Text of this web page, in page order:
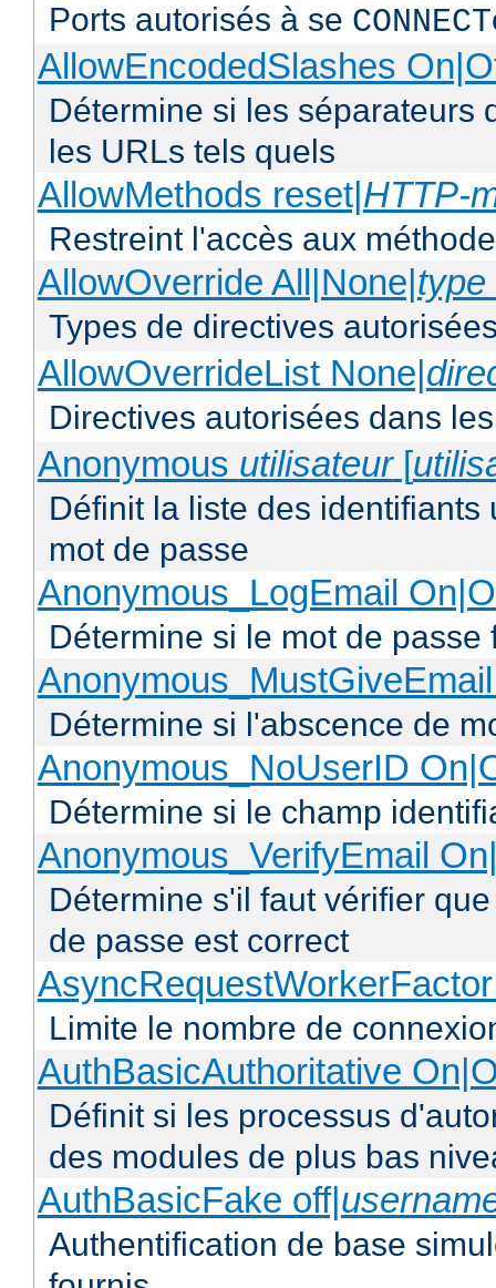
Ports autorisés à se CONNECT
AllowEncodedSlashes
Détermine si les séparateurs
les URLs tels quels
AllowMethods reset|HTTP-
Restreint l'accès aux
AllowOverride All|None|type
Types de directives
AllowOverrideList None|
Directives autorisées dans
Anonymous utilisateur[
Définit la liste des
mot de passe
Anonymous_LogEmail
Détermine si le mot de
Détermine si l'abscence de
Anonymous_NoUserID
Détermine si le champ
Anonymous_VerifyEmail
Détermine s'il faut vérifier
de passe est correct
Limite le nombre de
AuthBasicAuthoritative
Définit si les processus
des modules de plus bas
AuthBasicFake off|
Authentification de base